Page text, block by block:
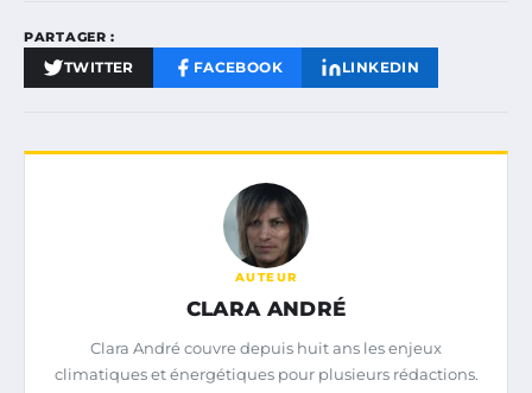
PARTAGER :
TWITTER FACEBOOK LINKEDIN
AUTEUR
CLARA ANDRÉ
Clara André couvre depuis huit ans les enjeux
climatiques et énergétiques pour plusieurs rédactions.